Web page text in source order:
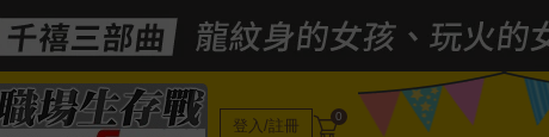
登入/註冊 0